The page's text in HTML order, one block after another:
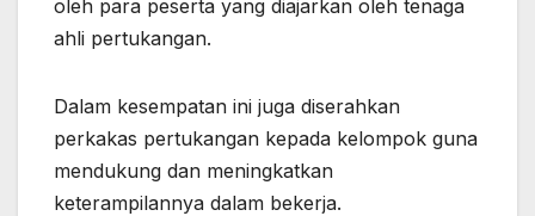
oleh para peserta yang diajarkan oleh tenaga
ahli pertukangan.
Dalam kesempatan ini juga diserahkan
perkakas pertukangan kepada kelompok guna
mendukung dan meningkatkan
keterampilannya dalam bekerja.